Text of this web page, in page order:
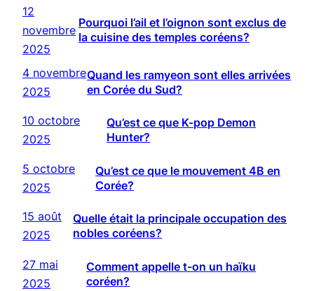
12
novembre
2025
Pourquoi l’ail et l’oignon sont exclus de
la cuisine des temples coréens?
4 novembre
2025
Quand les ramyeon sont elles arrivées
en Corée du Sud?
10 octobre
2025
Qu’est ce que K-pop Demon
Hunter?
5 octobre
2025
Qu’est ce que le mouvement 4B en
Corée?
15 août
2025
Quelle était la principale occupation des
nobles coréens?
27 mai
2025
Comment appelle t-on un haïku
coréen?